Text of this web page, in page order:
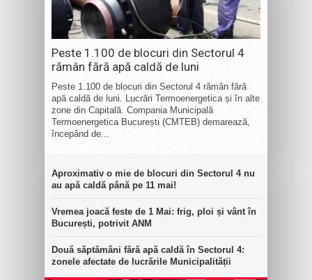
Peste 1.100 de blocuri din Sectorul 4
rămân fără apă caldă de luni
Peste 1.100 de blocuri din Sectorul 4 rămân fără
apă caldă de luni. Lucrări Termoenergetica și în alte
zone din Capitală. Compania Municipală
Termoenergetica București (CMTEB) demarează,
începând de...
Aproximativ o mie de blocuri din Sectorul 4 nu
au apă caldă până pe 11 mai!
Vremea joacă feste de 1 Mai: frig, ploi și vânt în
București, potrivit ANM
Două săptămâni fără apă caldă în Sectorul 4:
zonele afectate de lucrările Municipalității